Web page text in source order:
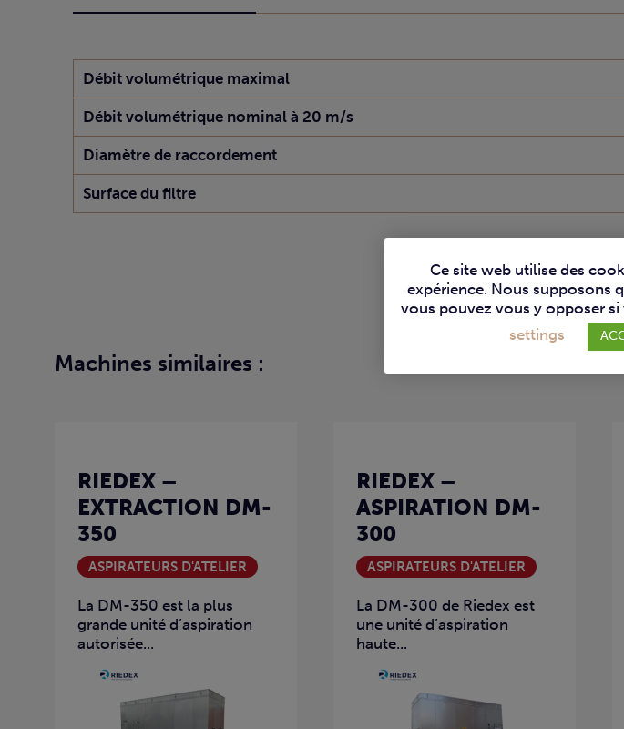
Débit volumétrique maximal
Débit volumétrique nominal à 20 m/s
Diamètre de raccordement
Surface du filtre
Machines similaires :
RIEDEX –
EXTRACTION DM-
350
ASPIRATEURS D'ATELIER
La DM-350 est la plus
grande unité d’aspiration
autorisée...
RIEDEX –
ASPIRATION DM-
300
ASPIRATEURS D'ATELIER
La DM-300 de Riedex est
une unité d’aspiration
haute...
Ce site web utilise des
expérience. Nous supposons
vous pouvez vous y opposer
settings